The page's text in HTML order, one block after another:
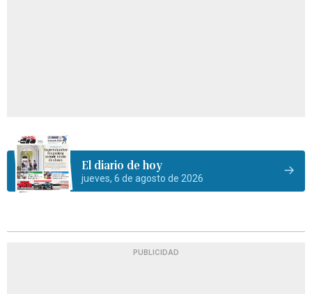
El diario de hoy
jueves, 6 de agosto de 2026
PUBLICIDAD